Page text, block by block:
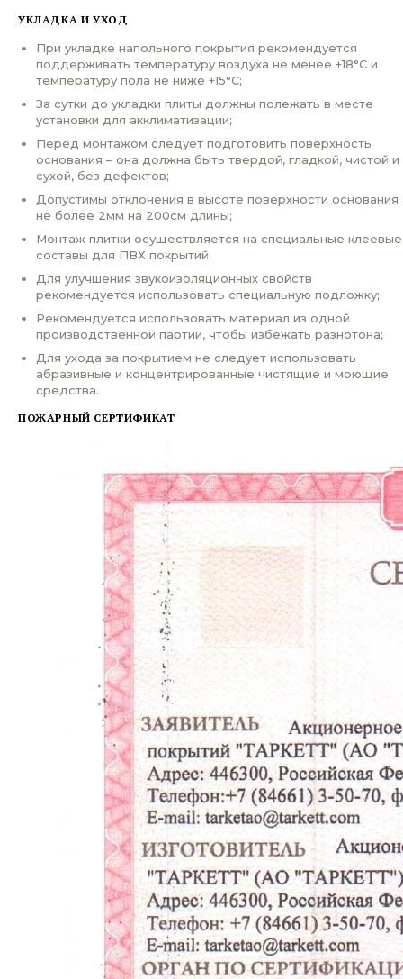
УКЛАДКА И УХОД
При укладке напольного покрытия рекомендуется
поддерживать температуру воздуха не менее +18°С и
температуру пола не ниже +15°С;
За сутки до укладки плиты должны полежать в месте
установки для акклиматизации;
Перед монтажом следует подготовить поверхность
основания – она должна быть твердой, гладкой, чистой и
сухой, без дефектов;
Допустимы отклонения в высоте поверхности основания
не более 2мм на 200см длины;
Монтаж плитки осуществляется на специальные клеевые
составы для ПВХ покрытий;
Для улучшения звукоизоляционных свойств
рекомендуется использовать специальную подложку;
Рекомендуется использовать материал из одной
производственной партии, чтобы избежать разнотона;
Для ухода за покрытием не следует использовать
абразивные и концентрированные чистящие и моющие
средства.
ПОЖАРНЫЙ СЕРТИФИКАТ